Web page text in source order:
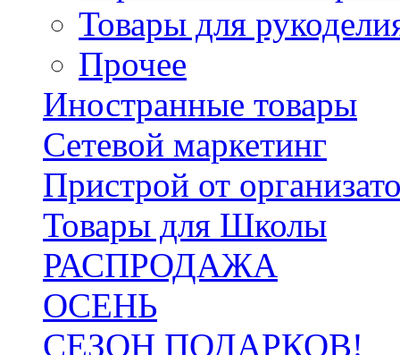
Товары для
Прочее
Иностранные товары
Сетевой маркетинг
Пристрой от
Товары для Школы
РАСПРОДАЖА
ОСЕНЬ
СЕЗОН ПОДАРКОВ!